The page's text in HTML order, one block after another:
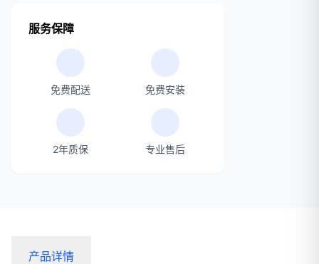
服务保障
免费配送 免费安装
2年质保 专业售后
产品详情